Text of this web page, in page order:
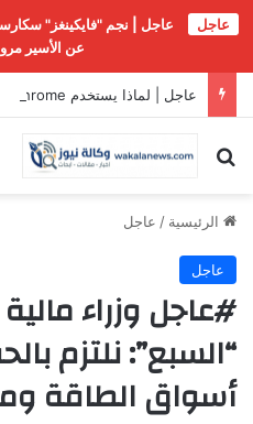
عاجل
عاجل | نجم "فايكينغز"
عن الأسير
عاجل | لماذا يستخدم Chrome محرك البحث Yahoo؟
بحث عن
الرئيسية / عاجل
عاجل
#عاجل وزراء
“السبع”: نلتزم
أسواق الطاقة